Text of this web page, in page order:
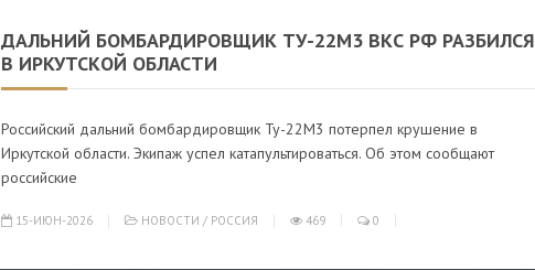
ДАЛЬНИЙ БОМБАРДИРОВЩИК ТУ-22М3 ВКС РФ РАЗБИЛСЯ
В ИРКУТСКОЙ ОБЛАСТИ
Российский дальний бомбардировщик Ту-22М3 потерпел крушение в
Иркутской области. Экипаж успел катапультироваться. Об этом сообщают
российские
15-ИЮН-2026 НОВОСТИ / РОССИЯ 469 0